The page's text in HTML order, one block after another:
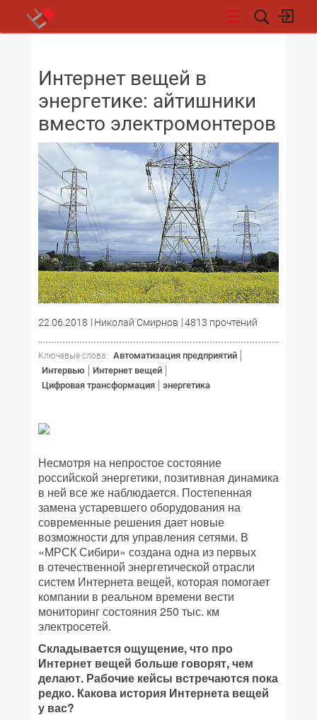
Интернет вещей в
энергетике: айтишники
вместо электромонтеров
22.06.2018 Николай Смирнов 4813 прочтений
Ключевые слова : Автоматизация предприятий
Интервью
Интернет вещей
Цифровая трансформация
энергетика
Несмотря на непростое состояние
российской энергетики, позитивная динамика
в ней все же наблюдается. Постепенная
замена устаревшего оборудования на
современные решения дает новые
возможности для управления сетями. В
«МРСК Сибири» создана одна из первых
в отечественной энергетической отрасли
систем Интернета вещей, которая помогает
компании в реальном времени вести
мониторинг состояния 250 тыс. км
электросетей.
Складывается ощущение, что про
Интернет вещей больше говорят, чем
делают. Рабочие кейсы встречаются пока
редко. Какова история Интернета вещей
у вас?